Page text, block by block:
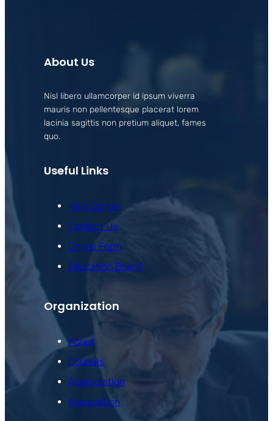
About Us
Nisl libero ullamcorper id ipsum viverra
mauris non pellentesque placerat lorem
lacinia sagittis non pretium aliquet, fames
quo.
Useful Links
Help Center
Contact Us
Online Form
Education Board
Organization
About
Courses
Appreciation
Association